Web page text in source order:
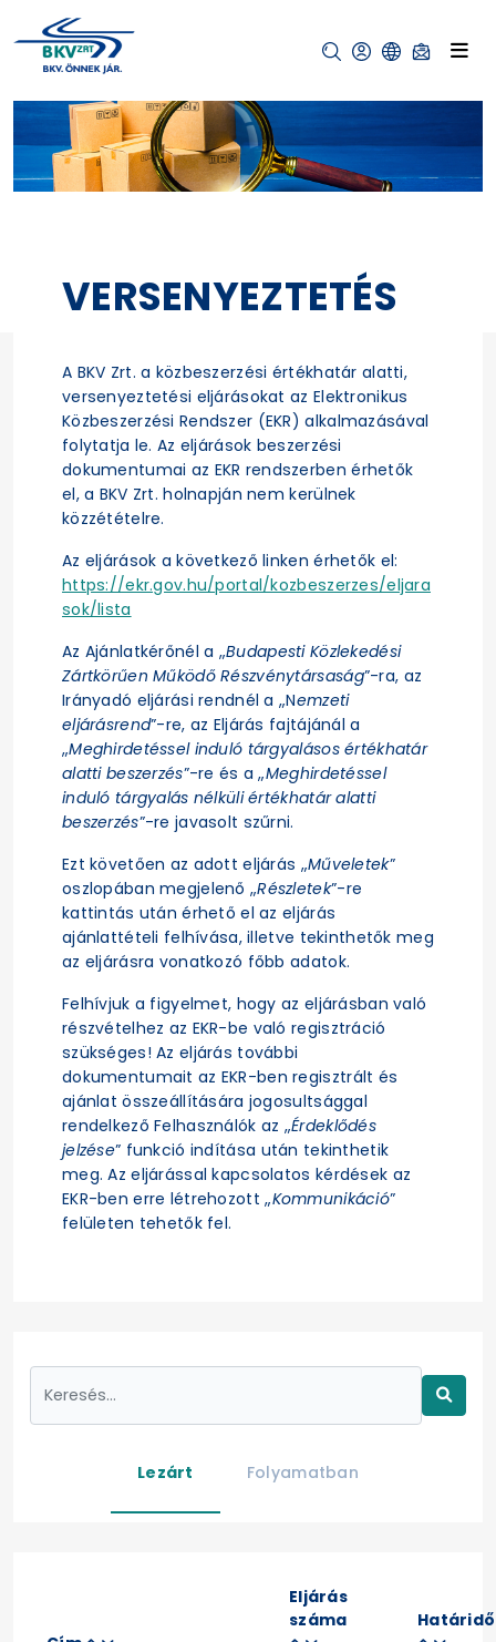
VERSENYEZTETÉS
A BKV Zrt. a közbeszerzési értékhatár alatti,
versenyeztetési eljárásokat az Elektronikus
Közbeszerzési Rendszer (EKR) alkalmazásával
folytatja le. Az eljárások beszerzési
dokumentumai az EKR rendszerben érhetők
el, a BKV Zrt. holnapján nem kerülnek
közzétételre.
Az eljárások a következő linken érhetők el:
https://ekr.gov.hu/portal/kozbeszerzes/eljara
sok/lista
Az Ajánlatkérőnél a „Budapesti Közlekedési
Zártkörűen Működő Részvénytársaság”-ra, az
Irányadó eljárási rendnél a „Nemzeti
eljárásrend”-re, az Eljárás fajtájánál a
„Meghirdetéssel induló tárgyalásos értékhatár
alatti beszerzés”-re és a „Meghirdetéssel
induló tárgyalás nélküli értékhatár alatti
beszerzés”-re javasolt szűrni.
Ezt követően az adott eljárás „Műveletek”
oszlopában megjelenő „Részletek”-re
kattintás után érhető el az eljárás
ajánlattételi felhívása, illetve tekinthetők meg
az eljárásra vonatkozó főbb adatok.
Felhívjuk a figyelmet, hogy az eljárásban való
részvételhez az EKR-be való regisztráció
szükséges! Az eljárás további
dokumentumait az EKR-ben regisztrált és
ajánlat összeállítására jogosultsággal
rendelkező Felhasználók az „Érdeklődés
jelzése” funkció indítása után tekinthetik
meg. Az eljárással kapcsolatos kérdések az
EKR-ben erre létrehozott „Kommunikáció”
felületen tehetők fel.
Lezárt Folyamatban
Eljárás
száma
Határidő